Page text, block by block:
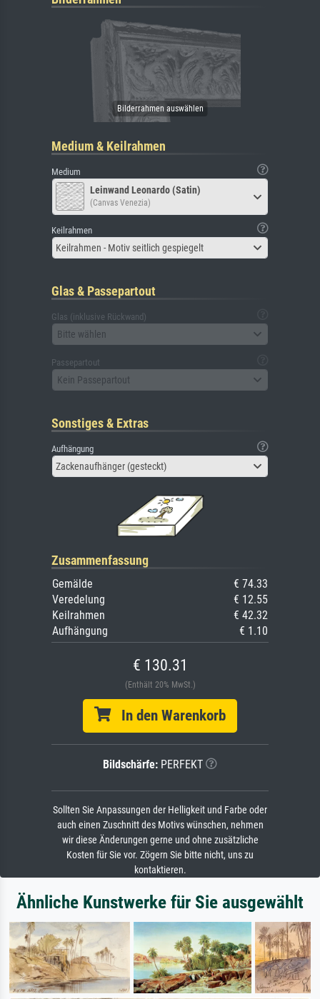
Medium & Keilrahmen
Medium
Leinwand Leonardo (Satin)
(Canvas Venezia)
Keilrahmen
Keilrahmen - Motiv seitlich gespiegelt
Glas & Passepartout
Glas (inklusive Rückwand)
Bitte wählen
Passepartout
Kein Passepartout
Sonstiges & Extras
Aufhängung
Zackenaufhänger (gesteckt)
Zusammenfassung
Gemälde
€ 74.33
Veredelung
€ 12.55
Keilrahmen
€ 42.32
Aufhängung
€ 1.10
€ 130.31
(Enthält 20% MwSt.)
In den Warenkorb
Bildschärfe: PERFEKT
Sollten Sie Anpassungen der Helligkeit und Farbe oder
auch einen Zuschnitt des Motivs wünschen, nehmen
wir diese Änderungen gerne und ohne zusätzliche
Kosten für Sie vor. Zögern Sie bitte nicht, uns zu
kontaktieren.
Ähnliche Kunstwerke für Sie ausgewählt